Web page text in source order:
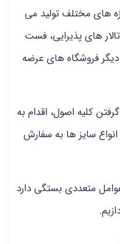
های مختلف تولید می
های پذیرایی، فست
فروشگاه های عرضه
کلیه اصول، اقدام به
سایز ها به سفارش
متعددی بستگی دارد